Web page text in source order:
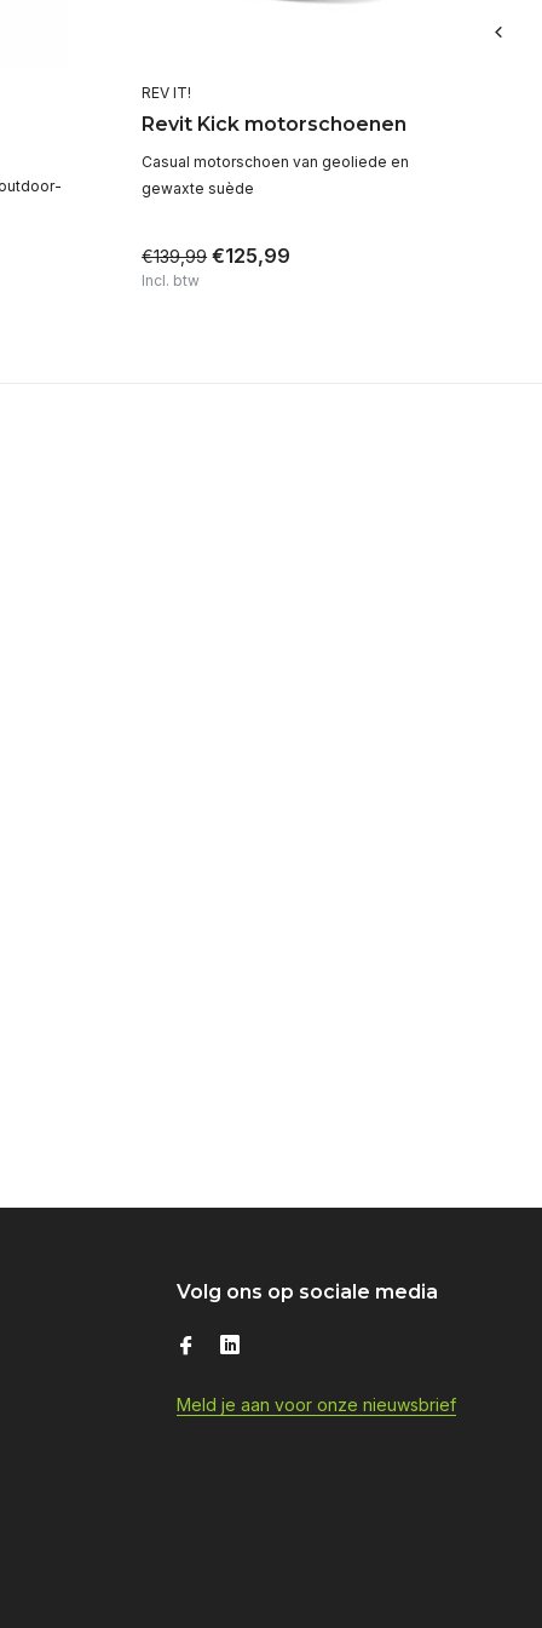
REV IT!
Revit Kick motorschoenen
Casual motorschoen van geoliede en
gewaxte suède
€139,99 €125,99
Incl. btw
Volg ons op sociale media
Meld je aan voor onze nieuwsbrief